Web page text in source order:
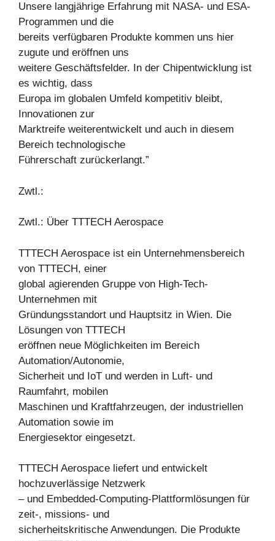
Unsere langjährige Erfahrung mit NASA- und ESA-
Programmen und die
bereits verfügbaren Produkte kommen uns hier
zugute und eröffnen uns
weitere Geschäftsfelder. In der Chipentwicklung ist
es wichtig, dass
Europa im globalen Umfeld kompetitiv bleibt,
Innovationen zur
Marktreife weiterentwickelt und auch in diesem
Bereich technologische
Führerschaft zurückerlangt.”
Zwtl.:
Zwtl.: Über TTTECH Aerospace
TTTECH Aerospace ist ein Unternehmensbereich
von TTTECH, einer
global agierenden Gruppe von High-Tech-
Unternehmen mit
Gründungsstandort und Hauptsitz in Wien. Die
Lösungen von TTTECH
eröffnen neue Möglichkeiten im Bereich
Automation/Autonomie,
Sicherheit und IoT und werden in Luft- und
Raumfahrt, mobilen
Maschinen und Kraftfahrzeugen, der industriellen
Automation sowie im
Energiesektor eingesetzt.
TTTECH Aerospace liefert und entwickelt
hochzuverlässige Netzwerk
– und Embedded-Computing-Plattformlösungen für
zeit-, missions- und
sicherheitskritische Anwendungen. Die Produkte